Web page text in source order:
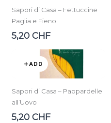
Sapori di Casa – Fettuccine
Paglia e Fieno
5,20 CHF
ADD
Sapori di Casa – Pappardelle
all’Uovo
5,20 CHF